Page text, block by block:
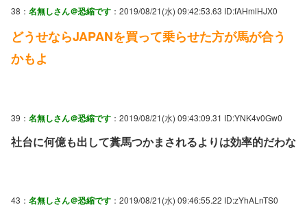
38： 名無しさん＠恐縮です ：2019/08/21(水) 09:42:53.63 ID:fAHmlHJX0
どうせならJAPANを買って乗らせた方が馬が合う
かもよ
39： 名無しさん＠恐縮です ：2019/08/21(水) 09:43:09.31 ID:YNK4v0Gw0
社台に何億も出して糞馬つかまされるよりは効率的だわな
43： 名無しさん＠恐縮です ：2019/08/21(水) 09:46:55.22 ID:zYhALnTS0